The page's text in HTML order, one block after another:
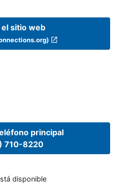
sitio web
principal
710-8220
disponible